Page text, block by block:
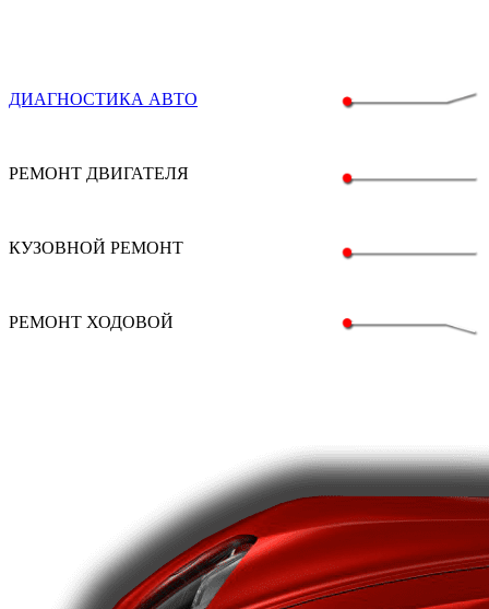
ДИАГНОСТИКА АВТО
РЕМОНТ ДВИГАТЕЛЯ
КУЗОВНОЙ РЕМОНТ
РЕМОНТ ХОДОВОЙ